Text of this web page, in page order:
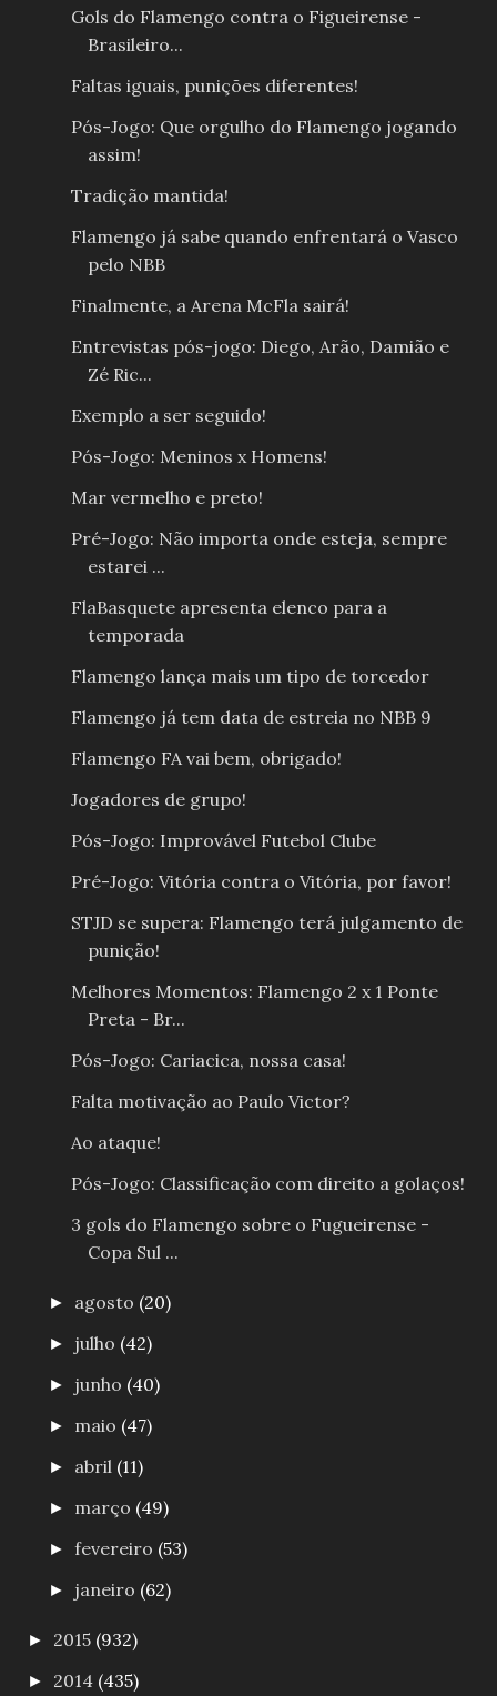
Gols do Flamengo contra o Figueirense -
Brasileiro...
Faltas iguais, punições diferentes!
Pós-Jogo: Que orgulho do Flamengo jogando
assim!
Tradição mantida!
Flamengo já sabe quando enfrentará o Vasco
pelo NBB
Finalmente, a Arena McFla sairá!
Entrevistas pós-jogo: Diego, Arão, Damião e
Zé Ric...
Exemplo a ser seguido!
Pós-Jogo: Meninos x Homens!
Mar vermelho e preto!
Pré-Jogo: Não importa onde esteja, sempre
estarei ...
FlaBasquete apresenta elenco para a
temporada
Flamengo lança mais um tipo de torcedor
Flamengo já tem data de estreia no NBB 9
Flamengo FA vai bem, obrigado!
Jogadores de grupo!
Pós-Jogo: Improvável Futebol Clube
Pré-Jogo: Vitória contra o Vitória, por favor!
STJD se supera: Flamengo terá julgamento de
punição!
Melhores Momentos: Flamengo 2 x 1 Ponte
Preta - Br...
Pós-Jogo: Cariacica, nossa casa!
Falta motivação ao Paulo Victor?
Ao ataque!
Pós-Jogo: Classificação com direito a golaços!
3 gols do Flamengo sobre o Fugueirense -
Copa Sul ...
► agosto (20)
► julho (42)
► junho (40)
► maio (47)
► abril (11)
► março (49)
►fevereiro (53)
► janeiro (62)
► 2015 (932)
► 2014 (435)